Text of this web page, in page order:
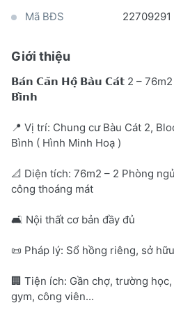
Mã BĐS
22709291
Giới thiệu
𝗕𝗮́𝗻 𝗖𝗮̆𝗻 𝗛𝗼̣̂ 𝗕𝗮̀𝘂 𝗖𝗮́𝘁 2 –
𝗕𝗶̀𝗻𝗵
📍 Vị trí: Chung cư Bàu Cát 2,
Bình ( Hình Minh Hoạ )
📐 Diện tích: 76m2 – 2 Phòng
công thoáng mát
🛋 Nội thất cơ bản đầy đủ
📜 Pháp lý: Sổ hồng riêng, sở
🏢 Tiện ích: Gần chợ, trường
gym, công viên...